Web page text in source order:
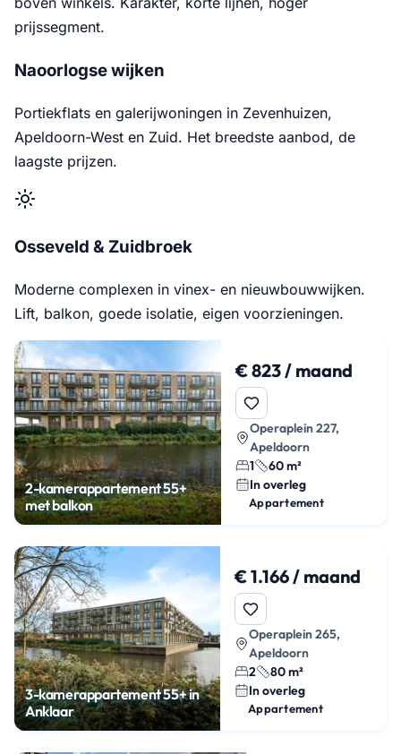
prijssegment.
Naoorlogse wijken
Portiekflats en galerijwoningen in Zevenhuizen,
Apeldoorn-West en Zuid. Het breedste aanbod, de
laagste prijzen.
Osseveld & Zuidbroek
Moderne complexen in vinex- en nieuwbouwwijken.
Lift, balkon, goede isolatie, eigen voorzieningen.
2-kamerappartement 55+
met balkon
€ 823 / maand
Operaplein 227,
Apeldoorn
1
60 m²
In overleg
Appartement
3-kamerappartement 55+ in
Anklaar
€ 1.166 / maand
Operaplein 265,
Apeldoorn
2
80 m²
In overleg
Appartement